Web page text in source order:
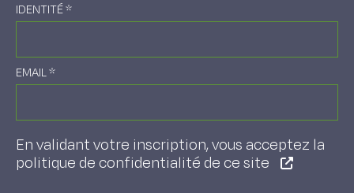
IDENTITÉ*
EMAIL*
En validant votre inscription, vous acceptez la
politique de confidentialité de ce site